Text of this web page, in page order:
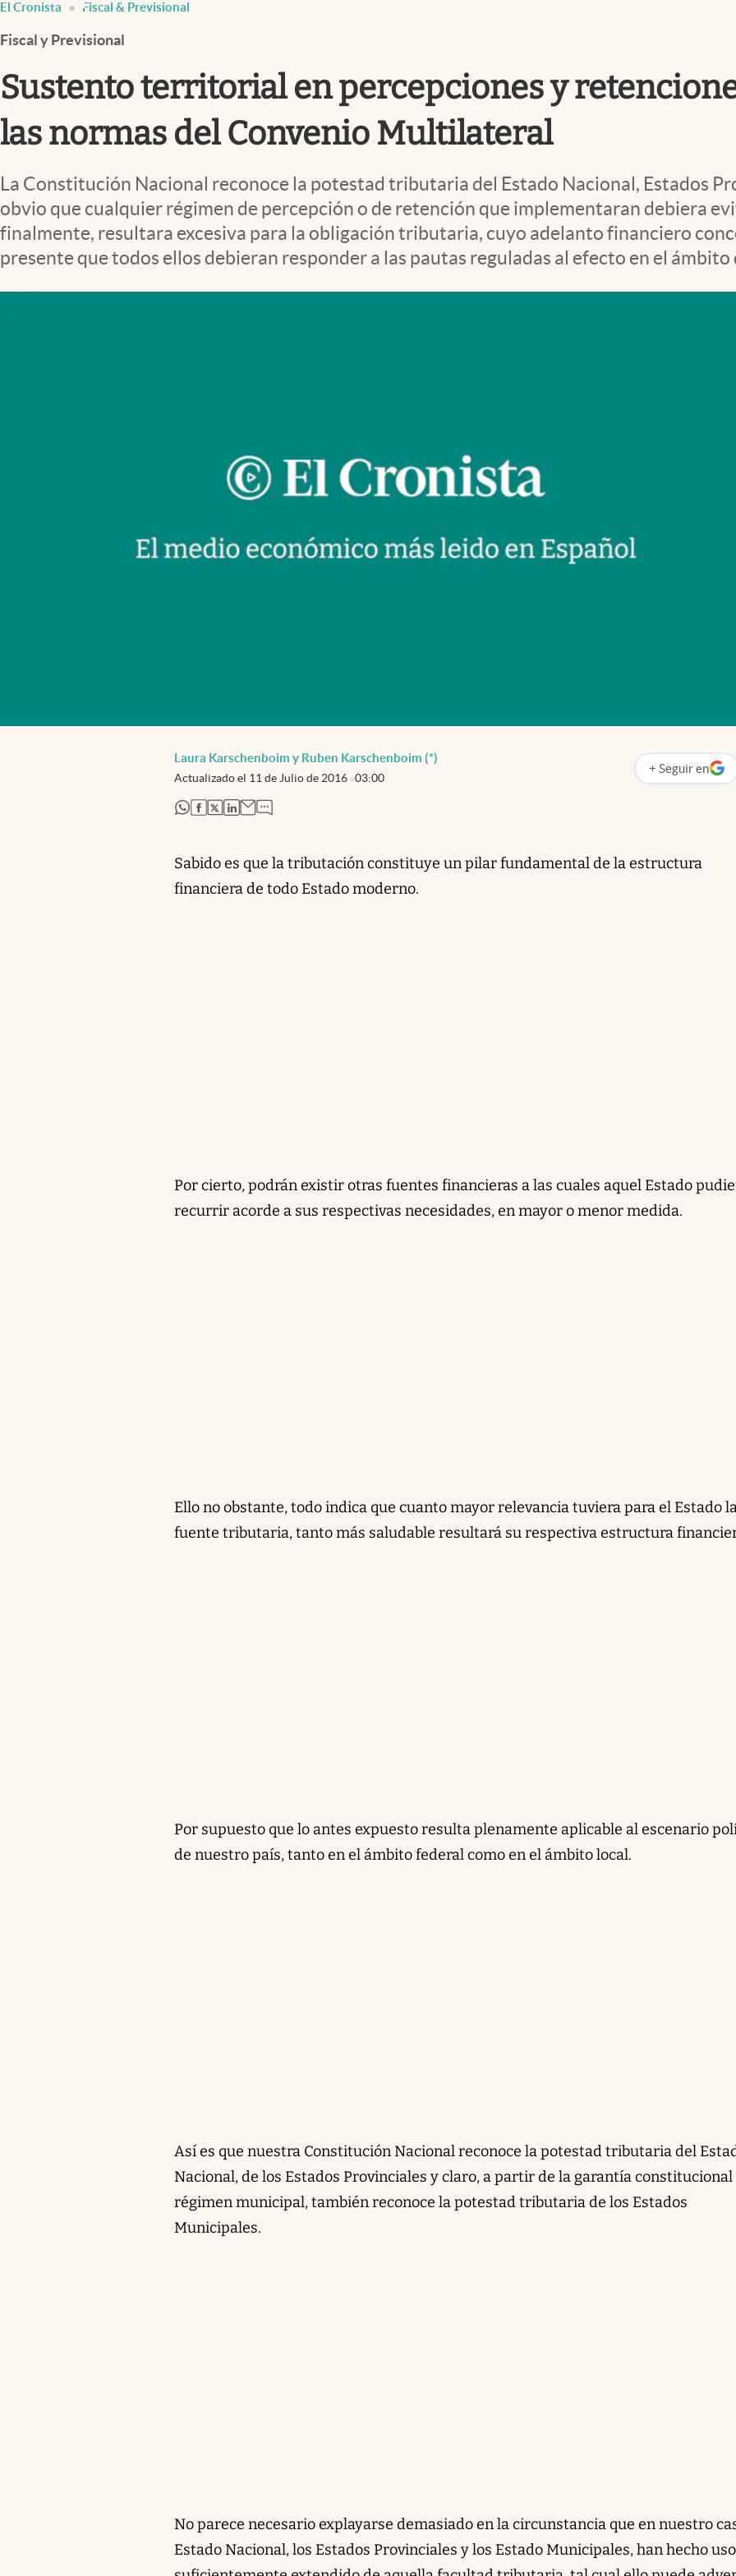
Infotechnology
Clase
Clima
Mundial 2026
Eventos Corporativos
abre en nueva pestaña
El Cronista Fiscal & Previsional
Fiscal y Previsional
Sustento territorial en percepciones y
las normas del Convenio Multilateral
La Constitución Nacional reconoce la potestad tributaria del Estado Nacional, Estados
obvio que cualquier régimen de percepción o de retención que implementaran debiera
finalmente, resultara excesiva para la obligación tributaria, cuyo adelanto financiero
presente que todos ellos debieran responder a las pautas reguladas al efecto en el
Laura Karschenboim y Ruben Karschenboim (*)
Actualizado el 11 de Julio de 2016 03:00
+ Seguir en
abre en nueva
abre en nueva pestaña
abre en nueva pestaña
abre en nueva pestaña
abre en nueva pestaña
Sabido es que la tributación constituye un pilar fundamental de la estructura
financiera de todo Estado moderno.
Por cierto, podrán existir otras fuentes financieras a las cuales aquel Estado
recurrir acorde a sus respectivas necesidades, en mayor o menor medida.
Ello no obstante, todo indica que cuanto mayor relevancia tuviera para el Estado
fuente tributaria, tanto más saludable resultará su respectiva estructura
Por supuesto que lo antes expuesto resulta plenamente aplicable al escenario
de nuestro país, tanto en el ámbito federal como en el ámbito local.
Así es que nuestra Constitución Nacional reconoce la potestad tributaria del
Nacional, de los Estados Provinciales y claro, a partir de la garantía constitucional
régimen municipal, también reconoce la potestad tributaria de los Estados
Municipales.
No parece necesario explayarse demasiado en la circunstancia que en nuestro
Estado Nacional, los Estados Provinciales y los Estado Municipales, han hecho uso